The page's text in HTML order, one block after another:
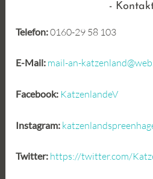
Telefon:0160-29 58 103
E-Mail: mail-an-
Facebook: KatzenlandeV
Instagram:
Twitter: https://twitter.com/